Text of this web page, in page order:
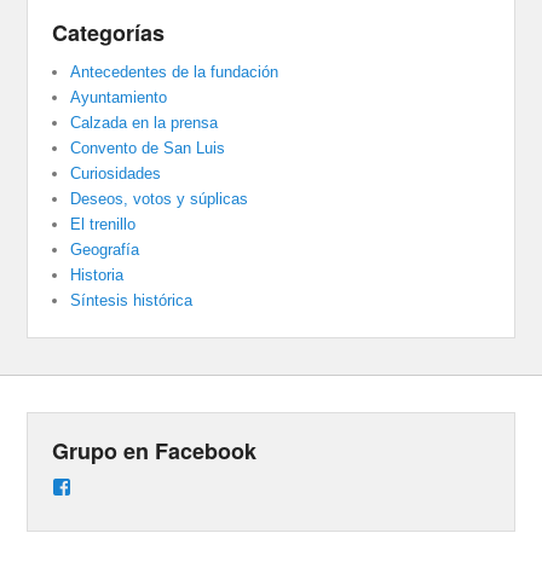
Categorías
Antecedentes de la fundación
Ayuntamiento
Calzada en la prensa
Convento de San Luis
Curiosidades
Deseos, votos y súplicas
El trenillo
Geografía
Historia
Síntesis histórica
Grupo en Facebook